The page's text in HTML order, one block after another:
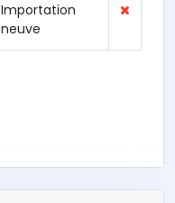
Importation
neuve